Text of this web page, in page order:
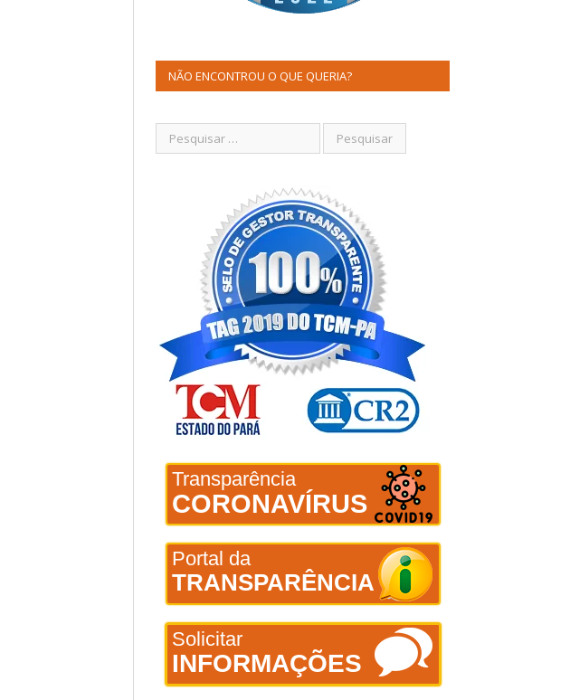
NÃO ENCONTROU O QUE QUERIA?
Transparência
CORONAVÍRUS
Portal da
TRANSPARÊNCIA
Solicitar
INFORMAÇÕES